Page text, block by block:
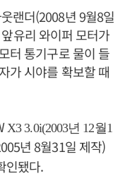
랜더(2008년 9월8일
유리 와이퍼 모터가
터 통기구로 물이 들
가 시야를 확보할 때
X3 3.0i(2003년 12월1
년 8월31일 제작)
인됐다.